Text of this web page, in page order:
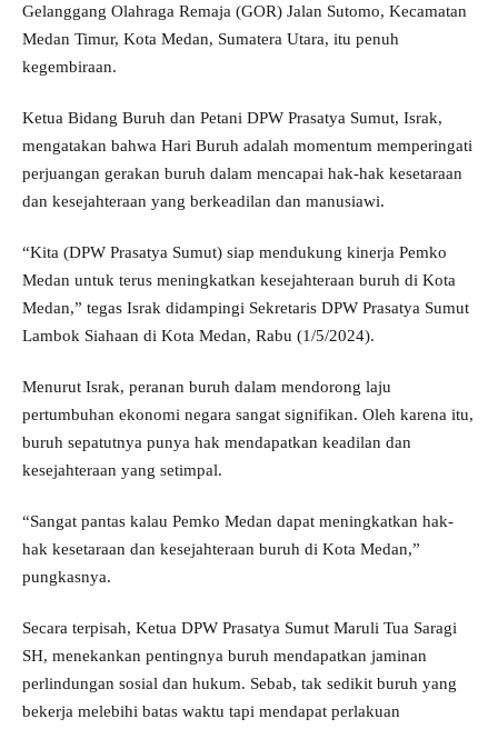
Gelanggang Olahraga Remaja (GOR) Jalan Sutomo, Kecamatan
Medan Timur, Kota Medan, Sumatera Utara, itu penuh
kegembiraan.
Ketua Bidang Buruh dan Petani DPW Prasatya Sumut, Israk,
mengatakan bahwa Hari Buruh adalah momentum memperingati
perjuangan gerakan buruh dalam mencapai hak-hak kesetaraan
dan kesejahteraan yang berkeadilan dan manusiawi.
“Kita (DPW Prasatya Sumut) siap mendukung kinerja Pemko
Medan untuk terus meningkatkan kesejahteraan buruh di Kota
Medan,” tegas Israk didampingi Sekretaris DPW Prasatya Sumut
Lambok Siahaan di Kota Medan, Rabu (1/5/2024).
Menurut Israk, peranan buruh dalam mendorong laju
pertumbuhan ekonomi negara sangat signifikan. Oleh karena itu,
buruh sepatutnya punya hak mendapatkan keadilan dan
kesejahteraan yang setimpal.
“Sangat pantas kalau Pemko Medan dapat meningkatkan hak-
hak kesetaraan dan kesejahteraan buruh di Kota Medan,”
pungkasnya.
Secara terpisah, Ketua DPW Prasatya Sumut Maruli Tua Saragi
SH, menekankan pentingnya buruh mendapatkan jaminan
perlindungan sosial dan hukum. Sebab, tak sedikit buruh yang
bekerja melebihi batas waktu tapi mendapat perlakuan